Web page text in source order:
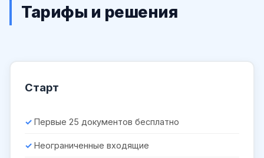
Тарифы и решения
Старт
Первые 25 документов бесплатно
Неограниченные входящие